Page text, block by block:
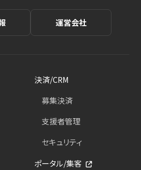
運営会社
決済/CRM
募集決済
支援者管理
セキュリティ
ポータル/集客